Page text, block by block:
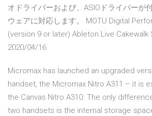
オドライバーおよび、ASIOドライバーが
ウェアに対応します。 MOTU Digital
(version 9 or later) Ableton Live Cakewalk
2020/04/16
Micromax has launched an upgraded
handset, the Micromax Nitro A311 – it is
the Canvas Nitro A310. The only
two handsets is the internal storage